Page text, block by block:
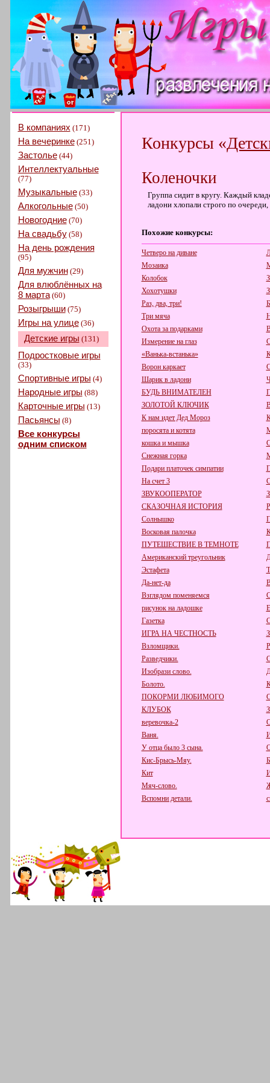
В компаниях (171)
На вечеринке(251)
Застолье(44)
Интеллектуальные
(77)
Музыкальные(33)
Алкогольные(50)
Новогодние(70)
На свадьбу(58)
На день рождения
(95)
Для мужчин(29)
Для влюблённых на
8 марта(60)
Розыгрыши(75)
Игры на улице(36)
Детские игры (131)
Подростковые игры
(33)
Спортивные игры (4)
Народные игры (88)
Карточные игры (13)
Пасьянсы (8)
Все конкурсы
одним списком
Конкурсы «
Коленочки
Группа сидит в кругу. Каждый
ладони хлопали строго по
Похожие конкурсы:
Четверо на диване
Мозаика
Колобок
Хохотушки
Раз, два, три!
Три мяча
Охота за подарками
Измерение на глаз
«Ванька-встанька»
Ворон каркает
Шарик в ладони
БУДЬ ВНИМАТЕЛЕН
ЗОЛОТОЙ КЛЮЧИК
К нам идет Дед Мороз
поросята и котята
кошка и мышка
Снежная горка
Подари платочек симпатии
На счет 3
ЗВУКООПЕРАТОР
СКАЗОЧНАЯ ИСТОРИЯ
Солнышко
Восковая палочка
ПУТЕШЕСТВИЕ В ТЕМНОТЕ
Американский треугольник
Эстафета
Да-нет-да
Взглядом поменяемся
рисунок на ладошке
Газетка
ИГРА НА ЧЕСТНОСТЬ
Взломщики.
Разведчики.
Изобрази слово.
Болото.
ПОКОРМИ ЛЮБИМОГО
КЛУБОК
веревочка-2
Ваня.
У отца было 3 сына.
Кис-Брысь-Мяу.
Кит
Мяч-слово.
Вспомни детали.